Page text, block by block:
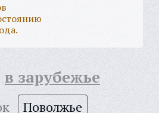
в зарубежье
Поволжье